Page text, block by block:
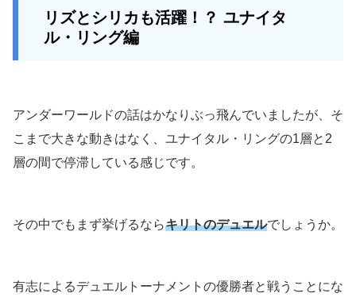
リズとシリカも活躍！？ ユナイタ
ル・リング編
アンダーワールドの話はかなりぶっ飛んでいましたが、そ
こまで大きな動きはなく、ユナイタル・リングの1層と2
層の間で停滞している感じです。
その中でもまず挙げるならキリトのデュエルでしょうか。
有志によるデュエルトーナメントの優勝者と戦うことにな